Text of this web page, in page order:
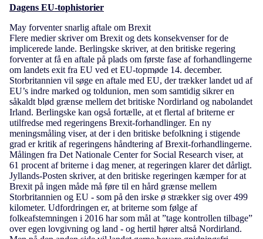
Dagens EU-tophistorier
May forventer snarlig aftale om Brexit
Flere medier skriver om Brexit og dets konsekvenser for de
implicerede lande. Berlingske skriver, at den britiske regering
forventer at få en aftale på plads om første fase af forhandlingerne
om landets exit fra EU ved et EU-topmøde 14. december.
Storbritannien vil søge en aftale med EU, der trækker landet ud af
EU’s indre marked og toldunion, men som samtidig sikrer en
såkaldt blød grænse mellem det britiske Nordirland og nabolandet
Irland. Berlingske kan også fortælle, at et flertal af briterne er
utilfredse med regeringens Brexit-forhandlinger. En ny
meningsmåling viser, at der i den britiske befolkning i stigende
grad er kritik af regeringens håndtering af Brexit-forhandlingerne.
Målingen fra Det Nationale Center for Social Research viser, at
61 procent af briterne i dag mener, at regeringen klarer det dårligt.
Jyllands-Posten skriver, at den britiske regeringen kæmper for at
Brexit på ingen måde må føre til en hård grænse mellem
Storbritannien og EU - som på den irske ø strækker sig over 499
kilometer. Udfordringen er, at briterne som følge af
folkeafstemningen i 2016 har som mål at ”tage kontrollen tilbage”
over egen lovgivning og land - og hertil hører altså Nordirland.